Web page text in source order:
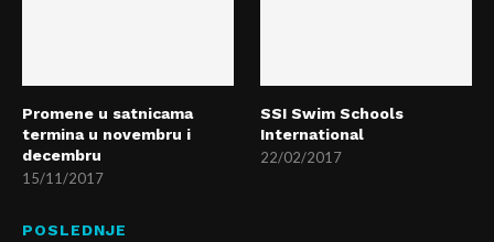
Promene u satnicama
termina u novembru i
decembru
15/11/2017
SSI Swim Schools
International
22/02/2017
POSLEDNJE